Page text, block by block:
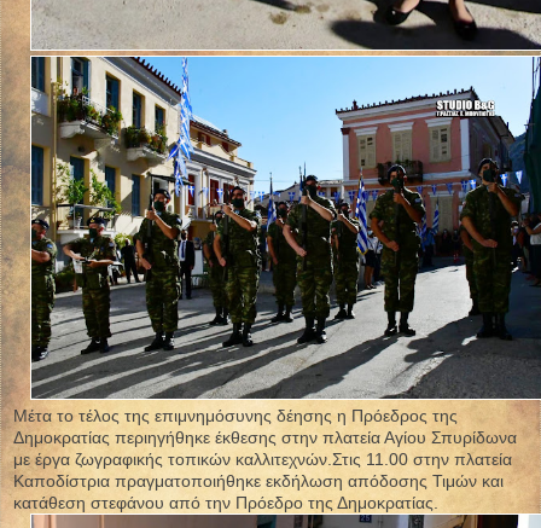
Μέτα το τέλος της επιμνημόσυνης δέησης η Πρόεδρος της
Δημοκρατίας περιηγήθηκε έκθεσης στην πλατεία Αγίου Σπυρίδωνα
με έργα ζωγραφικής τοπικών καλλιτεχνών.Στις 11.00 στην πλατεία
Καποδίστρια πραγματοποιήθηκε εκδήλωση απόδοσης Τιμών και
κατάθεση στεφάνου από την Πρόεδρο της Δημοκρατίας.